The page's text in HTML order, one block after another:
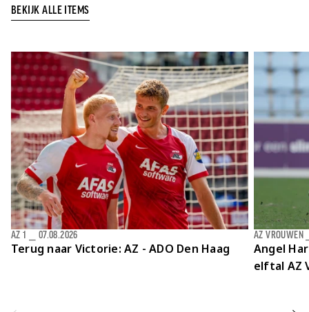
BEKIJK ALLE ITEMS
Terug naar Victorie: AZ - ADO Den Haag
AZ 1 07.08.2026
Angel
elftal AZ
AZ VROUWEN